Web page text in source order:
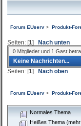
Forum EUserv > Produkt-
Seiten: [1] Nach unten
0 Mitglieder und 1 Gast
Keine Nachrichten...
Seiten: [1] Nach oben
Forum EUserv > Produkt-
Normales Thema
Heißes Thema